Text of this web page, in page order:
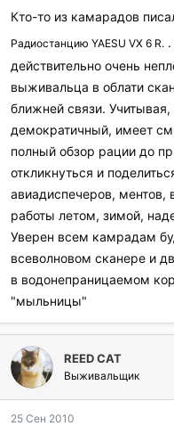
Кто-то из камарадов
Радиостанцию YAESU VX 6 R.
действительно очень
выживальца в облати
ближней связи.
демократичный, имеет
полный обзор рации до
откликнуться и
авиадиспечеров, ментов,
работы летом, зимой,
Уверен всем камрадам
всеволновом сканере и
в водонепраницаемом
"мыльницы"
REED CAT
Выживальщик
25 Сен 2010